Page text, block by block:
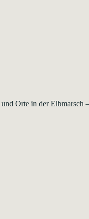
Orte in der Elbmarsch